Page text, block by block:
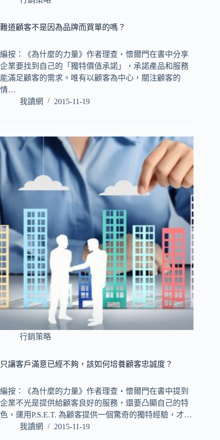
難道顧客不是因為品牌而買單的嗎？
編按：《為什麼的力量》作者理查‧懷爾門在書中分享
企業要找到自己的「獨特價值承諾」，承諾產品和服務
能滿足顧客的需求。唯有以顧客為中心，關注顧客的
情…
我讀網
2015-11-19
行銷策略
只讓客戶滿意已經不夠，該如何培養顧客忠誠度？
編按：《為什麼的力量》作者理查‧懷爾門在書中提到
企業不光是提供給顧客良好的服務，還要凸顯自己的特
色，運用P.S.E.T. 為顧客提供一個驚奇的獨特經驗，才…
我讀網
2015-11-19